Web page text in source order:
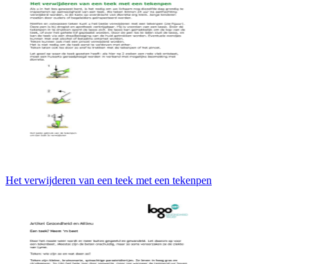
Het verwijderen van een teek met een tekenpen